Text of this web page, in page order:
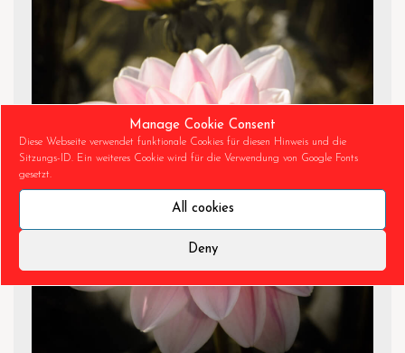
Manage Cookie Consent
Diese Webseite verwendet funktionale Cookies für diesen Hinweis und die
Sitzungs-ID. Ein weiteres Cookie wird für die Verwendung von Google Fonts
gesetzt.
All cookies
Deny